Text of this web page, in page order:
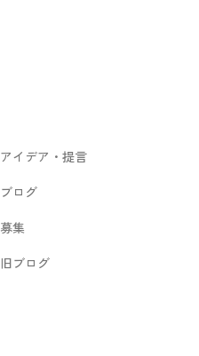
アイデア・提言
ブログ
募集
旧ブログ